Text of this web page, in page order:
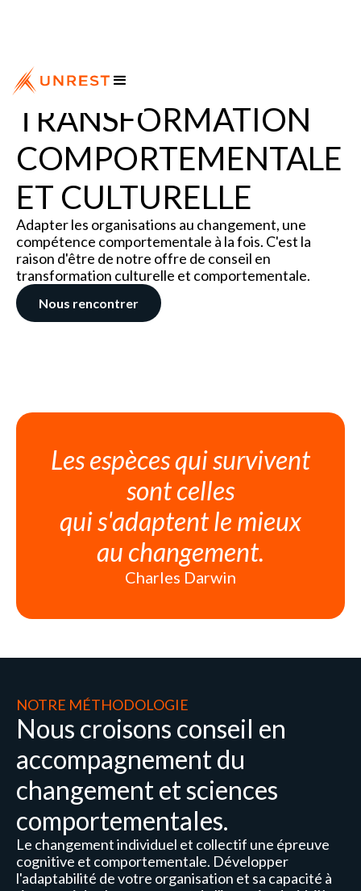
TRANSFORMATION
COMPORTEMENTALE
ET CULTURELLE
Adapter les organisations au changement, une
compétence comportementale à la fois. C'est la
raison d'être de notre offre de conseil en
transformation culturelle et comportementale.
Nous rencontrer
Les espèces qui survivent
sont celles
qui s'adaptent le mieux
au changement.
Charles Darwin
NOTRE MÉTHODOLOGIE
Nous croisons conseil en
accompagnement du
changement et sciences
comportementales.
Le changement individuel et collectif une épreuve
cognitive et comportementale. Développer
l'adaptabilité de votre organisation et sa capacité à